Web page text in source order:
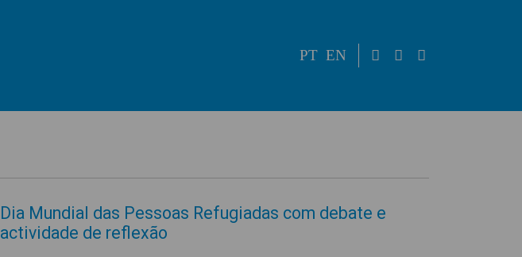
PT EN
Dia Mundial das Pessoas Refugiadas com debate e
actividade de reflexão